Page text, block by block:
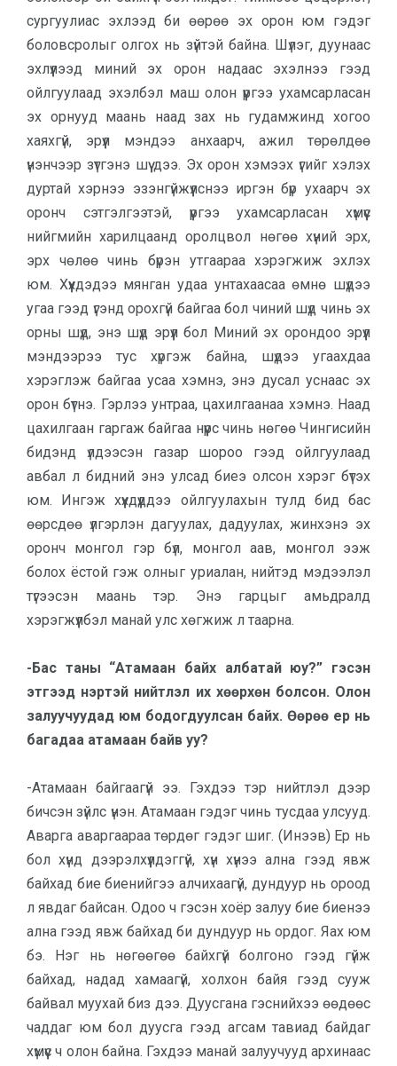
сургуулиас эхлээд би өөрөө эх орон юм гэдэг
боловсролыг олгох нь зүйтэй байна. Шүлэг, дуунаас
эхлүүлээд миний эх орон надаас эхэлнээ гээд
ойлгуулаад эхэлбэл маш олон үүргээ ухамсарласан
эх орнууд маань наад зах нь гудамжинд хогоо
хаяхгүй, эрүүл мэндээ анхаарч, ажил төрөлдөө
үнэнчээр зүтгэнэ шүү дээ. Эх орон хэмээх үгийг хэлэх
дуртай хэрнээ эзэнгүйжүүлснээ иргэн бүр ухаарч эх
оронч сэтгэлгээтэй, үүргээ ухамсарласан хүмүүс
нийгмийн харилцаанд оролцвол нөгөө хүний эрх,
эрх чөлөө чинь бүрэн утгаараа хэрэгжиж эхлэх
юм. Хүүхдэдээ мянган удаа унтахаасаа өмнө шүдээ
угаа гээд үгэнд орохгүй байгаа бол чиний шүд чинь эх
орны шүд, энэ шүд эрүүл бол Миний эх орондоо эрүүл
мэндээрээ тус хүргэж байна, шүдээ угаахдаа
хэрэглэж байгаа усаа хэмнэ, энэ дусал уснаас эх
орон бүтнэ. Гэрлээ унтраа, цахилгаанаа хэмнэ. Наад
цахилгаан гаргаж байгаа нүүрс чинь нөгөө Чингисийн
бидэнд үлдээсэн газар шороо гээд ойлгуулаад
авбал л бидний энэ улсад биеэ олсон хэрэг бүтэх
юм. Ингэж хүүхдүүддээ ойлгуулахын тулд бид бас
өөрсдөө үлгэрлэн дагуулах, дадуулах, жинхэнэ эх
оронч монгол гэр бүл, монгол аав, монгол ээж
болох ёстой гэж олныг уриалан, нийтэд мэдээлэл
түгээсэн маань тэр. Энэ гарцыг амьдралд
хэрэгжүүлбэл манай улс хөгжиж л таарна.
-Бас таны “Атамаан байх албатай юу?” гэсэн
этгээд нэртэй нийтлэл их хөөрхөн болсон. Олон
залуучуудад юм бодогдуулсан байх. Өөрөө ер нь
багадаа атамаан байв уу?
-Атамаан байгаагүй ээ. Гэхдээ тэр нийтлэл дээр
бичсэн зүйлс үнэн. Атамаан гэдэг чинь тусдаа улсууд.
Аварга аваргаараа төрдөг гэдэг шиг. (Инээв) Ер нь
бол хүнд дээрэлхүүлдэггүй, хүн хүнээ ална гээд явж
байхад бие биенийгээ алчихаагүй, дундуур нь ороод
л явдаг байсан. Одоо ч гэсэн хоёр залуу бие биенээ
ална гээд явж байхад би дундуур нь ордог. Яах юм
бэ. Нэг нь нөгөөгөө байхгүй болгоно гээд гүйж
байхад, надад хамаагүй, холхон байя гээд сууж
байвал муухай биз дээ. Дуусгана гэснийхээ өөдөөс
чаддаг юм бол дуусга гээд агсам тавиад байдаг
хүмүүс ч олон байна. Гэхдээ манай залуучууд архинаас